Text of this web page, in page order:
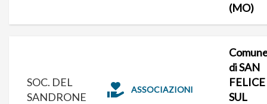
(MO)
SOC. DEL
SANDRONE
ASSOCIAZIONI
di SAN
FELICE
SUL